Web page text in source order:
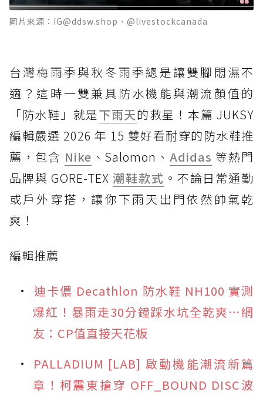
圖片來源：IG@ddsw.shop、@livestockcanada
台灣梅雨季與秋冬雨季總是讓雙腳悶濕不
適？這時一雙兼具防水機能與潮流顏值的
「防水鞋」就是下雨天的救星！本篇 JUKSY
編輯嚴選 2026 年 15 雙好看耐穿的防水鞋推
薦，包含 Nike 、Salomon、Adidas 等熱門
品牌與 GORE-TEX 潮鞋款式 。不論日常通勤
或戶外穿搭，讓你下雨天出門依然帥氣乾
爽！
編輯推薦
迪卡儂 Decathlon 防水鞋 NH100 實測
爆紅！暴雨走30分鐘踩水坑全乾爽⋯網
友：CP值直接天花板
PALLADIUM [LAB] 啟動機能潮流新篇
章！柯震東搶穿 OFF_BOUND DISC波